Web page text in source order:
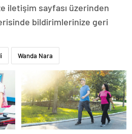
iletişim sayfası üzerinden
bildirimlerinize geri
Wanda Nara